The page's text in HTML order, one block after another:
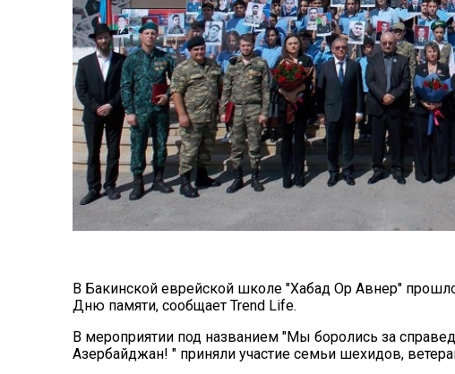
В Бакинской еврейской школе "Хабад Ор Авнер"
Дню памяти, сообщает Trend Life.
В мероприятии под названием "Мы боролись за
Азербайджан! " приняли участие семьи шехидов,